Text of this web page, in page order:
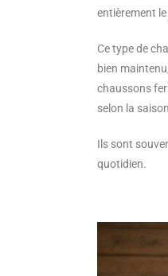
entièrement
Ce type de
bien
chaussons
selon la
Ils sont
quotidien.